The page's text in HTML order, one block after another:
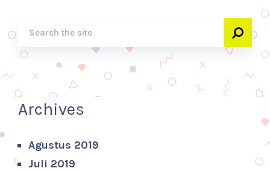
Archives
Agustus 2019
Juli 2019